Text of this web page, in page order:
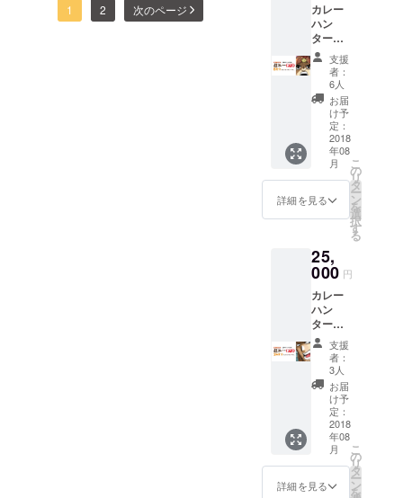
1 2 次のページ
カレー
ハン
ター協
会と瀬
口家の
カレー
コラボ
「超カ
レー
GOD」
8食分
（レシ
ピも提
供） カ
レー★
ハン
になれ
る頭巻
きカ
レー
PDF
データ
を送付
しま
す。 ※
レトル
トカ
レーで
す。
支援
者：
6人
お届
け予
定：
2018
年08
月
詳細を見る
こ
の
リ
タ
ー
ン
を
選
択
す
る
25,
000 円
カレー
ハン
ター協
会と瀬
口家の
カレー
コラボ
「超カ
レー
GOD」
24食分
（レシ
ピも提
供） カ
支援
者：
3人
お届
け予
定：
2018
年08
月
詳細を見る
こ
の
リ
タ
ー
ン
を